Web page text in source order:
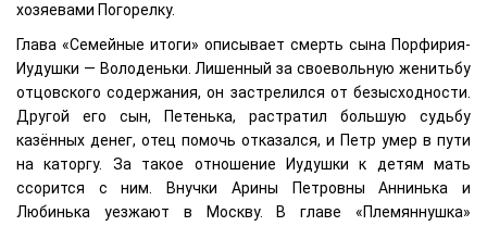
хозяевами Погорелку.
Глава «Семейные итоги» описывает смерть сына Порфирия-
Иудушки — Володеньки. Лишенный за своевольную женитьбу
отцовского содержания, он застрелился от безысходности.
Другой его сын, Петенька, растратил большую судьбу
казённых денег, отец помочь отказался, и Петр умер в пути
на каторгу. За такое отношение Иудушки к детям мать
ссорится с ним. Внучки Арины Петровны Аннинька и
Любинька уезжают в Москву. В главе «Племяннушка»